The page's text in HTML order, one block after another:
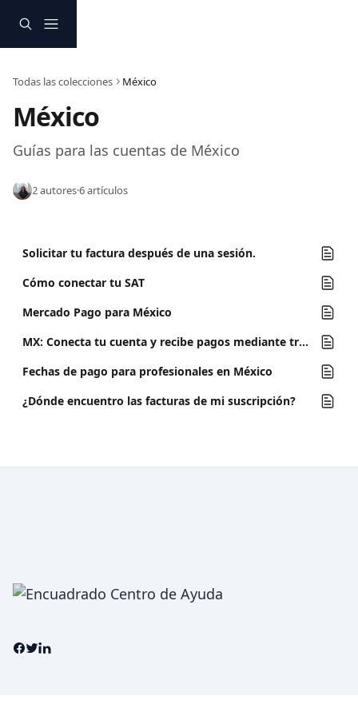
Todas las colecciones México
México
Guías para las cuentas de México
2 autores·6 artículos
Solicitar tu factura después de una sesión.
Cómo conectar tu SAT
Mercado Pago para México
MX: Conecta tu cuenta y recibe pagos mediante transferencia.
Fechas de pago para profesionales en México
¿Dónde encuentro las facturas de mi suscripción?